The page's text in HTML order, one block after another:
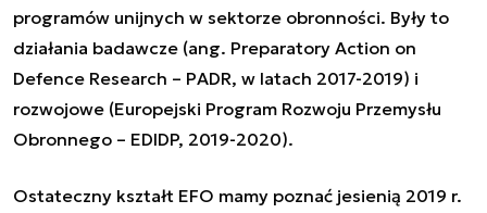
programów unijnych w sektorze obronności. Były to
działania badawcze (ang. Preparatory Action on
Defence Research – PADR, w latach 2017-2019) i
rozwojowe (Europejski Program Rozwoju Przemysłu
Obronnego – EDIDP, 2019-2020).
Ostateczny kształt EFO mamy poznać jesienią 2019 r.